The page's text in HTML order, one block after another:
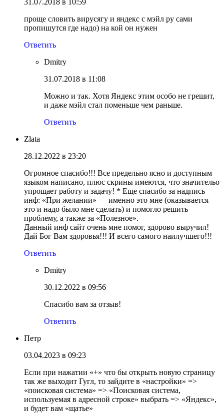
проще словить вирусягу и яндекс с мэйл ру сами
пропишутся где надо) на кой он нужен
Ответить
Dmitry
31.07.2018 в 11:08
Можно и так. Хотя Яндекс этим особо не грешит,
и даже мэйл стал поменьше чем раньше.
Ответить
Zlata
28.12.2022 в 23:20
Огромное спасибо!!! Все предельно ясно и доступным
языком написано, плюс скрины имеются, что значительо
упрощает работу и задачу! * Еще спасибо за надпись
инф: «При желании» — именно это мне (оказывается
это и надо было мне сделать) и помогло решить
проблему, а также за «Полезное».
Данный инф сайт очень мне помог, здорово выручил!
Дай Бог Вам здоровья!!! И всего самого наилучшего!!!
Ответить
Dmitry
30.12.2022 в 09:56
Спасибо вам за отзыв!
Ответить
Петр
03.04.2023 в 09:23
Если при нажатии «+» что бы открыть новую страницу
так же выходит Гугл, то зайдите в «настройки» =>
«поисковая система» => «Поисковая система,
используемая в адресной строке» выбрать => «Яндекс»,
и будет вам «щатье»